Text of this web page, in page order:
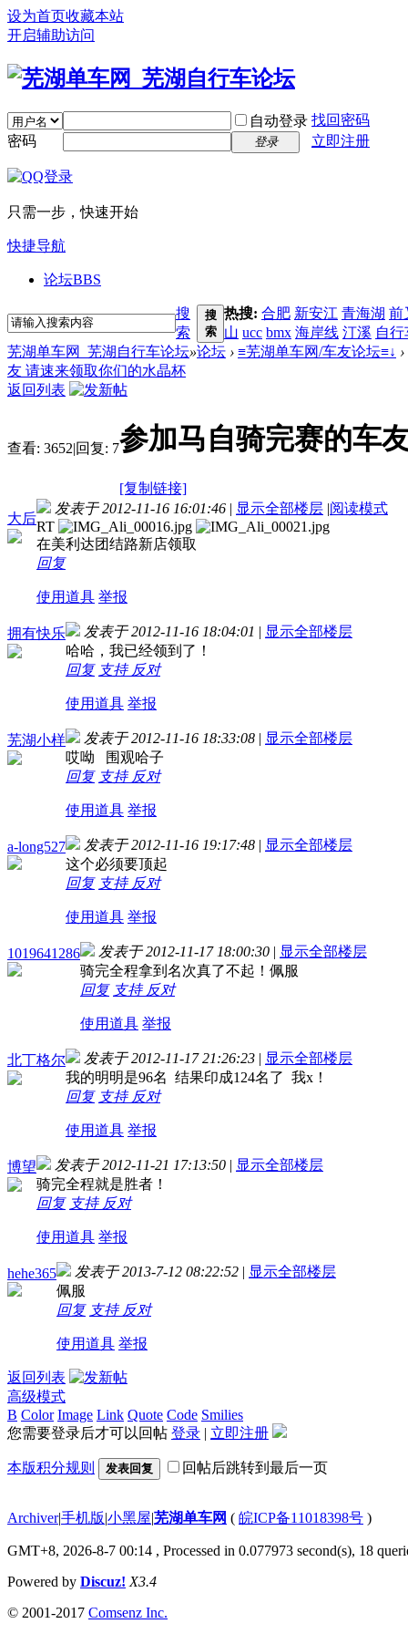
设为首页收藏本站
开启辅助访问
自动登录 找回密码
密码
登录 立即注册
只需一步，快速开始
快捷导航
论坛BBS
搜
索
搜
索
热搜: 合肥 新安江 青海湖 前
山 ucc bmx 海岸线 汀溪 自
芜湖单车网_芜湖自行车论坛»论坛 › ≡芜湖单车网/车友论坛≡↓ ›
友 请速来领取你们的水晶杯
返回列表
查看: 3652|回复: 7参加马自骑完赛的车
[复制链接]
大后
发表于 2012-11-16 16:01:46 | 显示全部楼层 |阅读模式
RT
在美利达团结路新店领取
回复
使用道具 举报
拥有快乐 发表于 2012-11-16 18:04:01 | 显示全部楼层
哈哈，我已经领到了！
回复 支持 反对
使用道具 举报
芜湖小样 发表于 2012-11-16 18:33:08 | 显示全部楼层
哎呦 围观哈子
回复 支持 反对
使用道具 举报
a-long527 发表于 2012-11-16 19:17:48 | 显示全部楼层
这个必须要顶起
回复 支持 反对
使用道具 举报
1019641286 发表于 2012-11-17 18:00:30 | 显示全部楼层
骑完全程拿到名次真了不起！佩服
回复 支持 反对
使用道具 举报
北丁格尔 发表于 2012-11-17 21:26:23 | 显示全部楼层
我的明明是96名 结果印成124名了 我x！
回复 支持 反对
使用道具 举报
博望 发表于 2012-11-21 17:13:50 | 显示全部楼层
骑完全程就是胜者！
回复 支持 反对
使用道具 举报
hehe365 发表于 2013-7-12 08:22:52 | 显示全部楼层
佩服
回复 支持 反对
使用道具 举报
返回列表
高级模式
B Color Image Link Quote Code Smilies
您需要登录后才可以回帖 登录 | 立即注册
本版积分规则 发表回复 回帖后跳转到最后一页
Archiver|手机版|小黑屋|芜湖单车网 ( 皖ICP备11018398号 )
GMT+8, 2026-8-7 00:14 , Processed in 0.077973 second(s), 18
Powered by Discuz! X3.4
© 2001-2017 Comsenz Inc.